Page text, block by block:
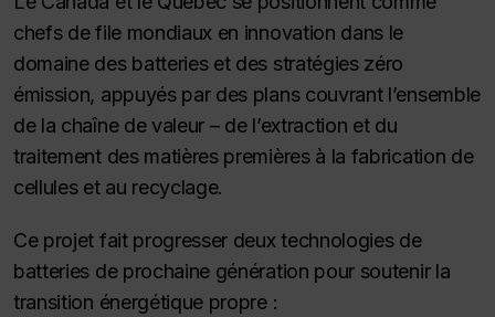
chefs de file mondiaux en innovation dans le
domaine des batteries et des stratégies zéro
émission, appuyés par des plans couvrant l’ensemble
de la chaîne de valeur – de l’extraction et du
traitement des matières premières à la fabrication de
cellules et au recyclage.
Ce projet fait progresser deux technologies de
batteries de prochaine génération pour soutenir la
transition énergétique propre :